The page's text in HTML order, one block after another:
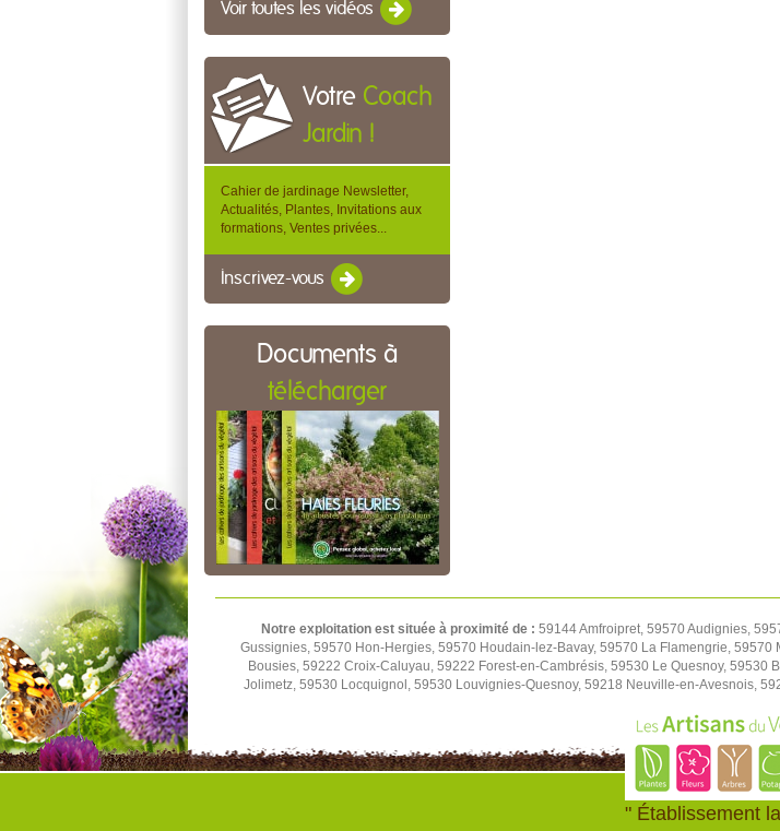
Voir toutes les vidéos
Votre Coach
Jardin !
Cahier de jardinage Newsletter,
Actualités, Plantes, Invitations aux
formations, Ventes privées...
Inscrivez-vous
Documents à
télécharger
Notre exploitation est située à proximité de : 59144 Amfroipret, 59570 Audignies,
Gussignies, 59570 Hon-Hergies, 59570 Houdain-lez-Bavay, 59570 La Flamengrie,
Bousies, 59222 Croix-Caluyau, 59222 Forest-en-Cambrésis, 59530 Le Quesnoy,
Jolimetz, 59530 Locquignol, 59530 Louvignies-Quesnoy, 59218 Neuville-en-Avesnois,
" Établissement